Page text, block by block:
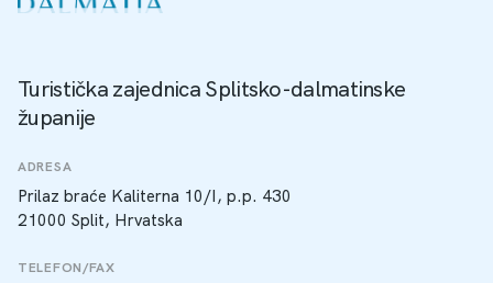
Turistička zajednica Splitsko-dalmatinske
županije
ADRESA
Prilaz braće Kaliterna 10/I, p.p. 430
21000 Split, Hrvatska
TELEFON/FAX